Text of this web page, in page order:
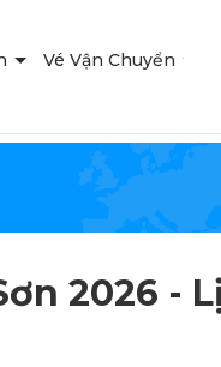
Vé Vận Chuyển
2026 -